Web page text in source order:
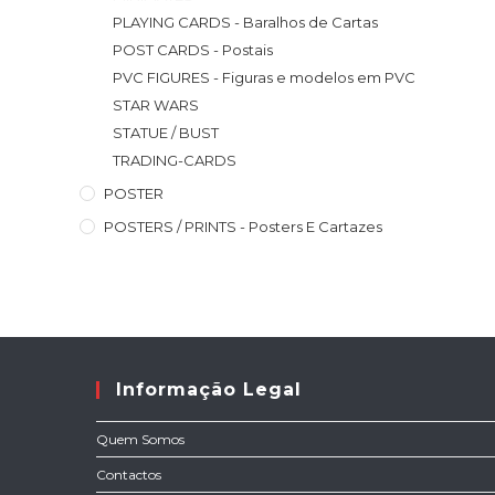
PLAYING CARDS - Baralhos de Cartas
POST CARDS - Postais
PVC FIGURES - Figuras e modelos em PVC
STAR WARS
STATUE / BUST
TRADING-CARDS
POSTER
POSTERS / PRINTS - Posters E Cartazes
Informação Legal
Quem Somos
Contactos